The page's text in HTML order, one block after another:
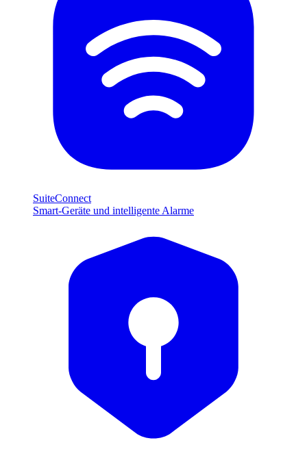
SuiteConnect
Smart-Geräte und intelligente Alarme